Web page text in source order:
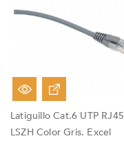
Latiguillo Cat.6 UTP RJ45
LSZH Color Gris. Excel